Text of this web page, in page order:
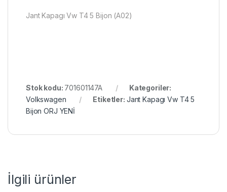
Jant Kapagı Vw T4 5 Bijon (A02)
Stok kodu: 701601147A
Kategoriler:
Volkswagen
Etiketler: Jant Kapagı Vw T4 5
Bijon ORJ YENİ
İlgili ürünler